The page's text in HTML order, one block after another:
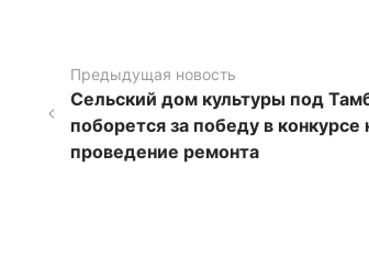
Предыдущая новость
Сельский дом культуры под
поборется за победу в конкурсе
проведение ремонта